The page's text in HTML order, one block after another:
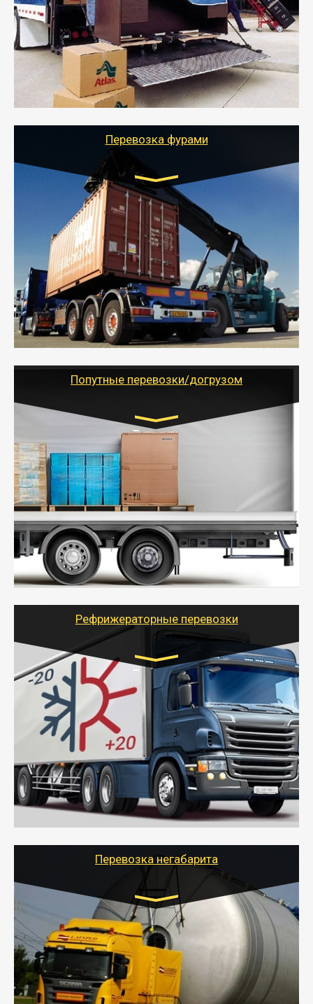
- Служебный или военный переезд может быть на
отдельном авто или догрузом (по меньшей
стоимости).
- Тайгер Логистик подберет автотранспорт, быстро и
качественно организует переезд к новому месту
службы или работы с гарантией сохранности груза и
оформлением документов, подтверждающих
Перевозка фурами
Транспорт:
Еврофура Тент от 5 до 10 тонн
грузоподъемность
от 10 000 руб. Возможен догруз
- Доставка фурой до 20 т возможна для больших
объемов грузов, упакованных в коробки, мешки,
паллеты и россыпью в самые отдаленные места
России с гарантией полной сохранности.
- Тайгер Логистик предоставляет услуги по
грузоперевозкам для физических и юридических лиц
Попутные перевозки/догрузом
Транспорт:
Газель (1,5 и 3 тонны), Бычок, Еврофура от 5 до
10 тонн
от 5000 руб. Возможен догруз
- Экономный способ доставить вещи от 200 кг в
другой город - догрузом или попутно. Попутные
грузоперевозки для физлиц, ИП и юрлиц обходятся
дешевле.
- Тайгер Логистик организует доставку
крупногабаритных и личных вещей по нужному
для погрузочно-разгрузочных работ при перевозке.
Рефрижераторные перевозки
Транспорт:
Газель (1,5 и 3 тонны), Бычок, Еврофура от 5 до
10 тонн
от 6000 руб.
- Рефрижераторные перевозки грузов с
соблюдением температурного режима, работающим
термописцем, санитарной обработкой кузова и мед.
книжкой у водителя.
- Тайгер Логистик поможет быстро перевезти
скоропортящиеся продукты в любой город России с
Перевозка негабарита
Цена за км. Рассчитывается
индивидуально
- Перевозка техники и негабаритных грузов
осуществляется после получения разрешения на
перевозку (обычно 7-14 дней).